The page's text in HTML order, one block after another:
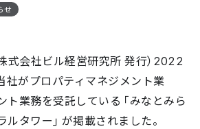
せ
株式会社ビル経営研究所 発行）2022
がプロパティマネジメント業
ト業務を受託している「みなとみら
タワー」が掲載されました。